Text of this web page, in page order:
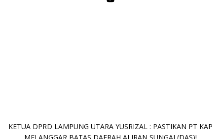
KETUA DPRD LAMPUNG UTARA YUSRIZAL : PASTIKAN PT KAP
MELANGGAR BATAS DAERAH ALIRAN SUNGAI (DAS)!